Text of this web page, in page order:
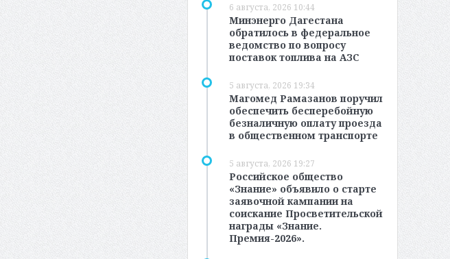
6 августа, 2026 10:44
Минэнерго Дагестана
обратилось в федеральное
ведомство по вопросу
поставок топлива на АЗС
5 августа, 2026 19:34
Магомед Рамазанов поручил
обеспечить бесперебойную
безналичную оплату проезда
в общественном транспорте
5 августа, 2026 19:27
Российское общество
«Знание» объявило о старте
заявочной кампании на
соискание Просветительской
награды «Знание.
Премия-2026».